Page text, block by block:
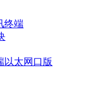
终端
以太网口版